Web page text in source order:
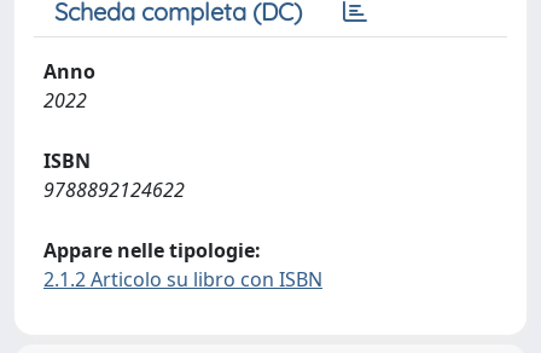
Scheda completa (DC)
Anno
2022
ISBN
9788892124622
Appare nelle tipologie:
2.1.2 Articolo su libro con ISBN